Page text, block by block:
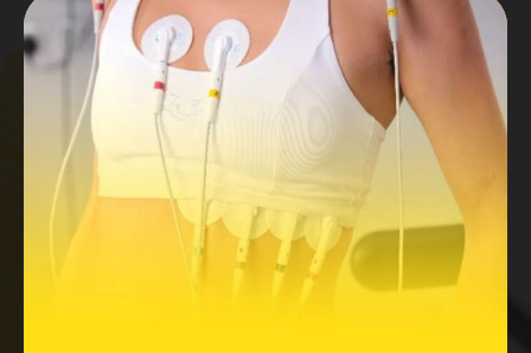
Запишитесь на прием
Оставьте контактные данные и наш администратор
свяжется с вами в ближайшее время